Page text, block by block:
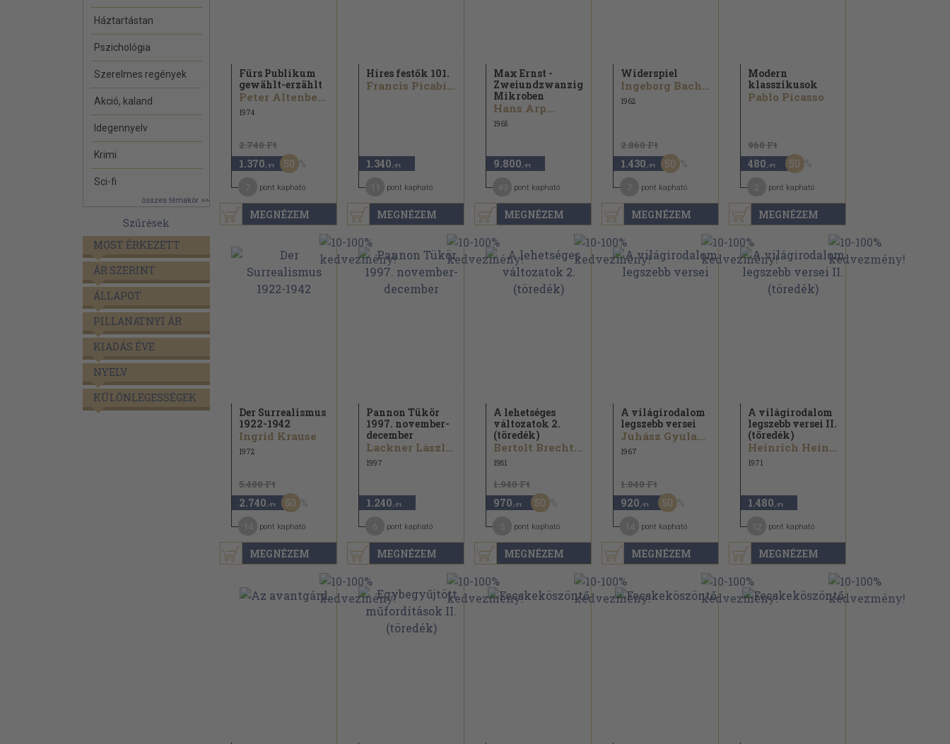
Háztartástan
Pszichológia
Szerelmes regények
Akció, kaland
Idegennyelv
Krimi
Sci-fi
összes témakör >>
Szűrések
MOST ÉRKEZETT
ÁR SZERINT
ÁLLAPOT
PILLANATNYI ÁR
KIADÁS ÉVE
NYELV
KÜLÖNLEGESSÉGEK
MEGNÉZEM
Fürs Publikum
gewählt-erzählt
Peter Altenberg...
1974
2.740 Ft
1.370 ,-Ft 50
pont kapható
MEGNÉZEM
Híres festők 101.
Francis Picabia...
1.340 ,-Ft
pont kapható
MEGNÉZEM
Max Ernst -
Zweiundzwanzig
Mikroben
Hans Arp...
1965
9.800 ,-Ft
pont kapható
MEGNÉZEM
Widerspiel
Ingeborg Bachmann...
1962
2.860 Ft
1.430 ,-Ft 50
pont kapható
MEGNÉZEM
Modern
klasszikusok
Pablo Picasso
960 Ft
480 ,-Ft 50
pont kapható
MEGNÉZEM
Der Surrealismus
1922-1942
Ingrid Krause
1972
5.480 Ft
2.740 ,-Ft 50
pont kapható
MEGNÉZEM
Pannon Tükör
1997. november-
december
Lackner László...
1997
1.240 ,-Ft
pont kapható
MEGNÉZEM
A lehetséges
változatok 2.
(töredék)
Bertolt Brecht...
1981
1.940 Ft
970 ,-Ft 50
pont kapható
MEGNÉZEM
A világirodalom
legszebb versei
Juhász Gyula...
1967
1.840 Ft
920 ,-Ft 50
pont kapható
MEGNÉZEM
A világirodalom
legszebb versei II.
(töredék)
Heinrich Heine...
1971
1.480 ,-Ft
pont kapható